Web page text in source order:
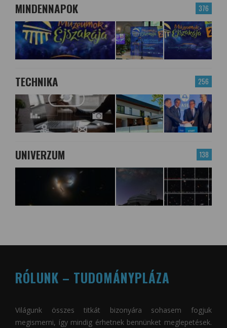
376
MINDENNAPOK
256
TECHNIKA
138
UNIVERZUM
RÓLUNK – TUDOMÁNYPLÁZA
Világunk összes titkát bizonyára sohasem fogjuk
megismerni, így mindig érhetnek bennünket meglepetések.